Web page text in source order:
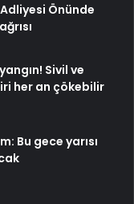
Önünde
Sivil ve
her an çökebilir
Bu gece yarısı